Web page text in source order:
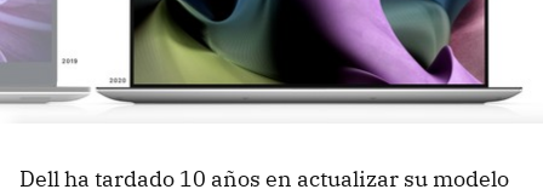
Dell ha tardado 10 años en actualizar su modelo